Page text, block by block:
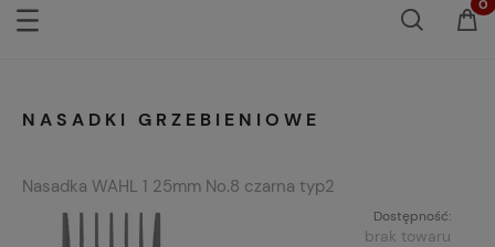
NASADKI GRZEBIENIOWE
Nasadka WAHL 1 25mm No.8 czarna typ2
Dostępność:
brak towaru